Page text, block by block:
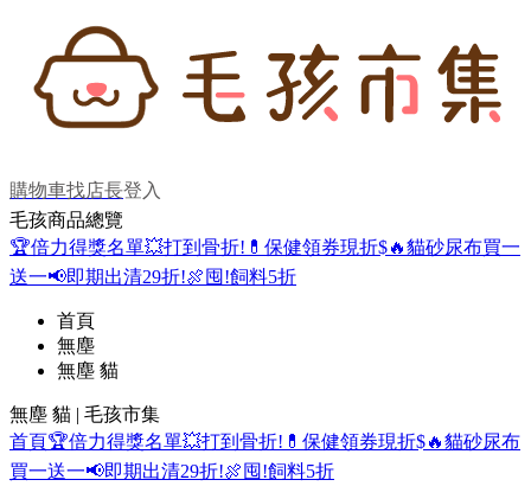
購物車找店長登入
毛孩商品總覽
🏆倍力得獎名單💥打到骨折! 💊保健領券現折$🔥貓砂尿布買一
送一📢即期出清29折!🍖囤!飼料5折
首頁
無塵
無塵 貓
無塵 貓 | 毛孩市集
首頁🏆倍力得獎名單💥打到骨折! 💊保健領券現折$🔥貓砂尿布
買一送一📢即期出清29折!🍖囤!飼料5折